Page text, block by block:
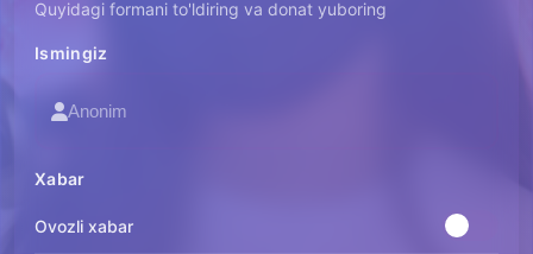
Quyidagi formani to'ldiring va donat yuboring
Ismingiz
Xabar
Ovozli xabar